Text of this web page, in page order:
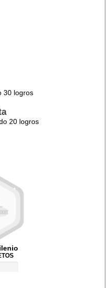
30 logros
20 logros